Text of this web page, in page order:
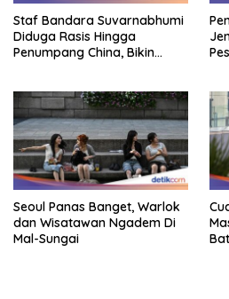
Staf Bandara Suvarnabhumi
Diduga Rasis Hingga
Penumpang China, Bikin
Seoul Panas Banget, Warlok
dan Wisatawan Ngadem Di
Mal-Sungai